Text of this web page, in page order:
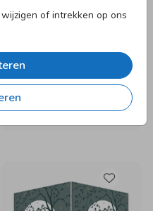
of intrekken op ons